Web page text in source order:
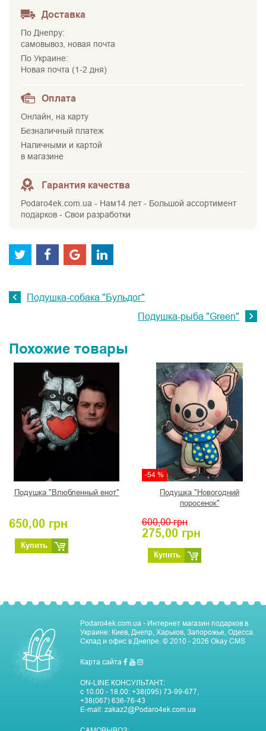
Доставка
По Днепру:
самовывоз, новая почта
По Украине:
Новая почта (1-2 дня)
Оплата
Онлайн, на карту
Безналичный платеж
Наличными и картой
в магазине
Гарантия качества
Podaro4ek.com.ua - Нам14 лет - Большой ассортимент
подарков - Свои разработки
Подушка-собака "Бульдог"
Подушка-рыба "Green"
Похожие товары
Подушка "Влюбленный енот"
650,00 грн
Купить
-54 %
Подушка "Новогодний
поросенок"
600,00 грн
275,00 грн
Купить
Podaro4ek.com.ua - Интернет магазин подарков в
Украине: Киев, Днепр, Харьков, Запорожье, Одесса.
Склад и офис в Днепре. © 2010 - 2026 Okay CMS
Карта сайта
ON-LINE КОНСУЛЬТАНТ:
с 10.00 - 18.00: +38(095) 73-99-677,
+38(067) 636-76-43
E-mail: zakaz2@Podaro4ek.com.ua